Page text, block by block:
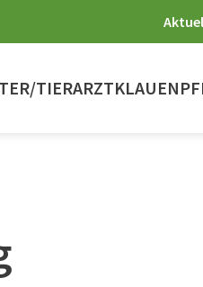
TIERARZT